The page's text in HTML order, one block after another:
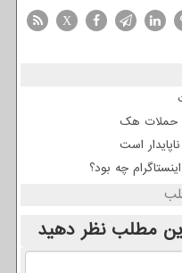
X
حملات هک
است
چه بود؟
مطلب نظر دهید